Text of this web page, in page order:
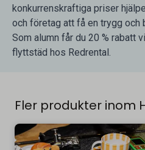
konkurrenskraftiga priser
och företag att få en trygg och
Som alumn får du 20 % rabatt
flyttstäd hos Redrental.
Fler produkter inom